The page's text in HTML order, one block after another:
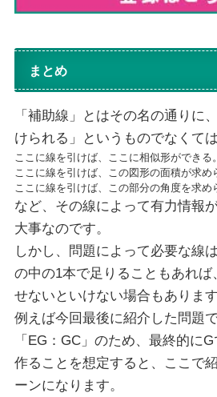
まとめ
「補助線」とはその名の通りに
けられる」というものでなくて
ここに線を引けば、ここに相似形ができる。
ここに線を引けば、この図形の面積が求め
ここに線を引けば、この部分の角度を求め
など、その線によって有力情報
大事なのです。
しかし、問題によって必要な線
の中の1本で足りることもあれば
せないといけない場合もあります
例えば今回最後に紹介した問題
「EG：GC」のため、最終的に
作ることを想定すると、ここで
ーンになります。